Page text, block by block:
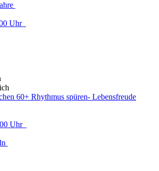
Uhr
60+ Rhythmus spüren- Lebensfreude
Uhr